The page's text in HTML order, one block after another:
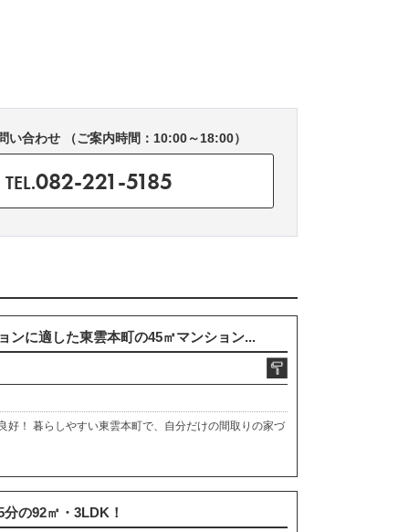
い合わせ （ご案内時間：10:00～18:00）
TEL.082-221-5185
ンに適した東雲本町の45㎡マンション...
！ 暮らしやすい東雲本町で、自分だけの間取りの家づ
の92㎡・3LDK！